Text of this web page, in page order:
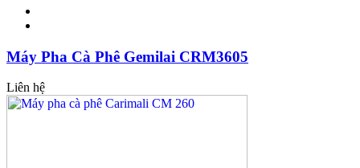
Máy Pha Cà Phê Gemilai CRM3605
Liên hệ